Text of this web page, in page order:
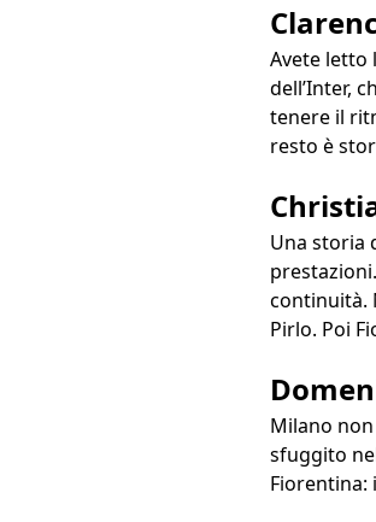
Avete letto
dell’Inter,
tenere il
resto è
Una storia
continuità.
Pirlo. Poi
Milano
sfuggito
Fiorentina: